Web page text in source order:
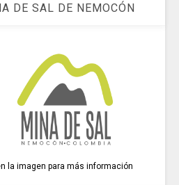
DE SAL DE NEMOCÓN
la imagen para más información